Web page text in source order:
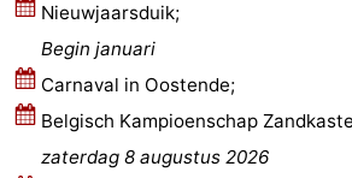
Nieuwjaarsduik;
Begin januari
Carnaval in Oostende;
Belgisch Kampioenschap
zaterdag 8 augustus 2026